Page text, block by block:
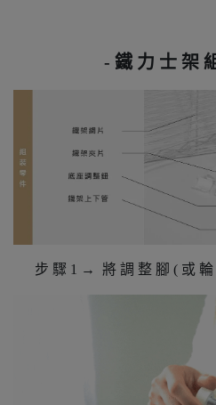
- 鐵 力 士 架
步 驟 1 → 將 調 整 腳 ( 或 輪